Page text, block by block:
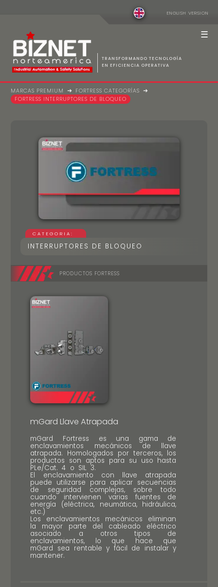
ENGLISH VERSION
TRANSFORMANDO TECNOLOGÍA
EN EFICIENCIA OPERATIVA
☰
⛶ Home Compañía Marcas Premium
MARCAS PREMIUM
FORTRESS CATEGORÍAS
FORTRESS INTERRUPTORES DE BLOQUEO
CATEGORIA:
INTERRUPTORES DE BLOQUEO
PRODUCTOS FORTRESS
mGard Llave Atrapada
mGard Fortress es una gama de
enclavamientos mecánicos de llave
atrapada. Homologados por terceros, los
productos son aptos para su uso hasta
PLe/Cat. 4 o SIL 3.
El enclavamiento con llave atrapada
puede utilizarse para aplicar secuencias
de seguridad complejas, sobre todo
cuando intervienen varias fuentes de
energía (eléctrica, neumática, hidráulica,
etc.)
Los enclavamientos mecánicos eliminan
la mayor parte del cableado eléctrico
asociado a otros tipos de
enclavamientos, lo que hace que
mGard sea rentable y fácil de instalar y
mantener.